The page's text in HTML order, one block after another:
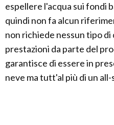
espellere l'acqua sui fondi
quindi non fa alcun
non richiede nessun tipo
prestazioni da parte del
garantisce di essere in
neve ma tutt'al più di un all-